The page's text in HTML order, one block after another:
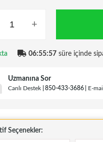
+
06:55:57 süre içinde
Uzmanına Sor
Canlı Destek 850-433-3686 E-mail
Seçenekler: